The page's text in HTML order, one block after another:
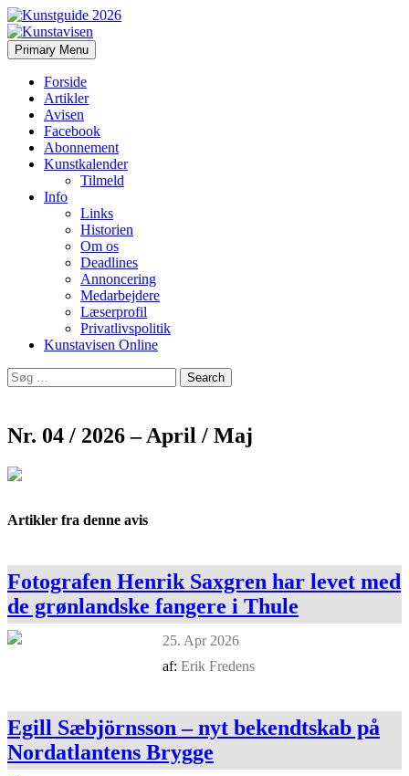
Kunstavisen
Search
Primary Menu Skip
to
Forside
Artikler
Avisen
Facebook
Abonnement
Kunstkalender
Tilmeld
Info
Links
Historien
Om os
Deadlines
Annoncering
Medarbejdere
Læserprofil
Privatlivspolitik
Kunstavisen Online
Search
for:
Nr. 04 / 2026 – April / Maj
Artikler fra denne avis
Fotografen Henrik Saxgren har levet med
de grønlandske fangere i Thule
25. Apr 2026
af: Erik Fredens
Egill Sæbjörnsson – nyt bekendtskab på
Nordatlantens Brygge